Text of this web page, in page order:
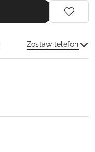
Zostaw telefon